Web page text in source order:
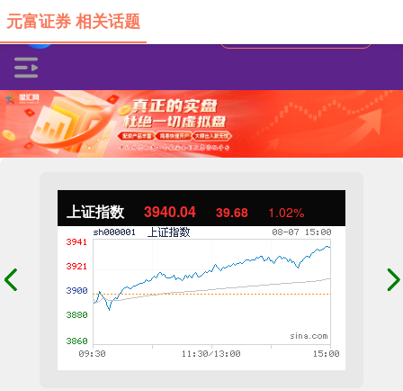
上证指数 3940.04 39.68 1.02%
元富证券 相关话题